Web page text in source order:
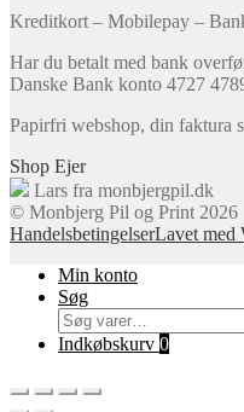
Kreditkort – Mobilepay –
Har du betalt med bank
Danske Bank konto 4727
Papirfri webshop, din faktura
Shop Ejer
Lars fra monbjergpil.dk
© Monbjerg Pil og Print 2026
HandelsbetingelserLavet med
Min konto
Søg
Søg
efter:
Indkøbskurv 0